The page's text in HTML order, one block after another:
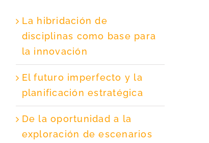
La hibridación de
disciplinas como base para
la innovación
El futuro imperfecto y la
planificación estratégica
De la oportunidad a la
exploración de escenarios